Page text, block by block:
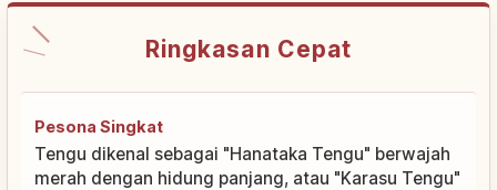
Ringkasan Cepat
Pesona Singkat
Tengu dikenal sebagai "Hanataka Tengu" berwajah
merah dengan hidung panjang, atau "Karasu Tengu"